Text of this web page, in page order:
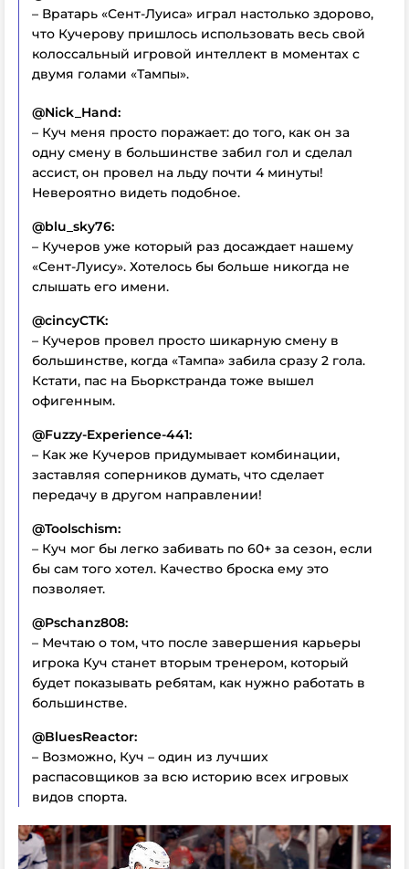
– Вратарь «Сент-Луиса» играл настолько здорово,
что Кучерову пришлось использовать весь свой
колоссальный игровой интеллект в моментах с
двумя голами «Тампы».
@Nick_Hand:
– Куч меня просто поражает: до того, как он за
одну смену в большинстве забил гол и сделал
ассист, он провел на льду почти 4 минуты!
Невероятно видеть подобное.
@blu_sky76:
– Кучеров уже который раз досаждает нашему
«Сент-Луису». Хотелось бы больше никогда не
слышать его имени.
@cincyCTK:
– Кучеров провел просто шикарную смену в
большинстве, когда «Тампа» забила сразу 2 гола.
Кстати, пас на Бьоркстранда тоже вышел
офигенным.
@Fuzzy-Experience-441:
– Как же Кучеров придумывает комбинации,
заставляя соперников думать, что сделает
передачу в другом направлении!
@Toolschism:
– Куч мог бы легко забивать по 60+ за сезон, если
бы сам того хотел. Качество броска ему это
позволяет.
@Pschanz808:
– Мечтаю о том, что после завершения карьеры
игрока Куч станет вторым тренером, который
будет показывать ребятам, как нужно работать в
большинстве.
@BluesReactor:
– Возможно, Куч – один из лучших
распасовщиков за всю историю всех игровых
видов спорта.